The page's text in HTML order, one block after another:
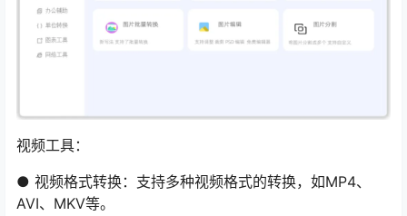
视频工具：
● 视频格式转换：支持多种视频格式的转换，如MP4、
AVI、MKV等。